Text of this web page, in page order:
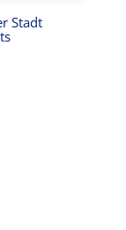
Stadt